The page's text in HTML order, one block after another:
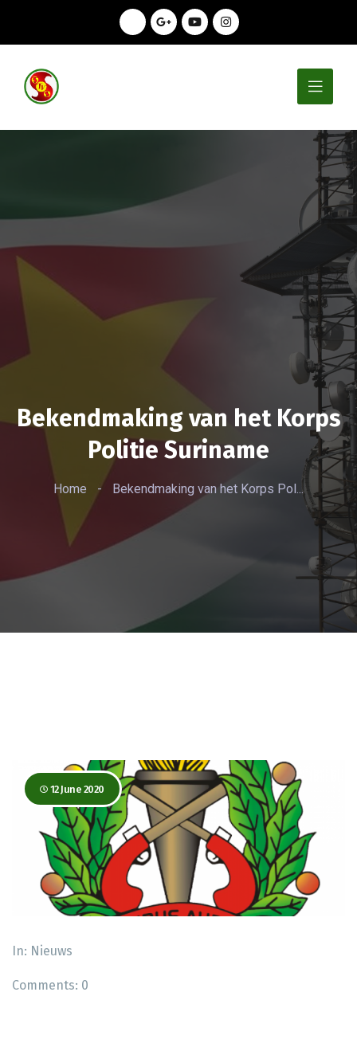
Bekendmaking van het Korps
Politie Suriname
Home - Bekendmaking van het Korps Pol...
12 June 2020
In: Nieuws
Comments: 0